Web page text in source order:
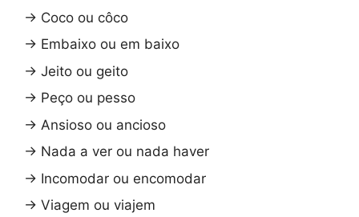
→ Coco ou côco
→ Embaixo ou em baixo
→ Jeito ou geito
→ Peço ou pesso
→ Ansioso ou ancioso
→ Nada a ver ou nada haver
→ Incomodar ou encomodar
→ Viagem ou viajem